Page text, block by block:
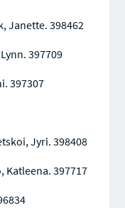
Janette. 398462
397709
397307
Jyri. 398408
Katleena. 397717